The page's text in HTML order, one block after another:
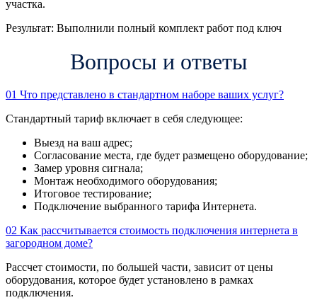
участка.
Результат: Выполнили полный комплект работ под ключ
Вопросы и ответы
01 Что представлено в стандартном наборе ваших услуг?
Стандартный тариф включает в себя следующее:
Выезд на ваш адрес;
Согласование места, где будет размещено оборудование;
Замер уровня сигнала;
Монтаж необходимого оборудования;
Итоговое тестирование;
Подключение выбранного тарифа Интернета.
02 Как рассчитывается стоимость подключения интернета в
загородном доме?
Рассчет стоимости, по большей части, зависит от цены
оборудования, которое будет установлено в рамках
подключения.